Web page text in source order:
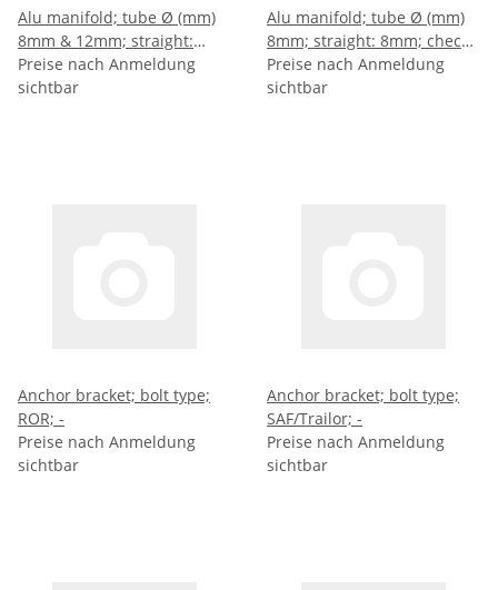
Alu manifold; tube Ø (mm)
8mm & 12mm; straight:
7mm & 1mm; check point:
no
Preise nach Anmeldung
sichtbar
Alu manifold; tube Ø (mm)
8mm; straight: 8mm; check
point: no
Preise nach Anmeldung
sichtbar
Anchor bracket; bolt type;
ROR; -
Preise nach Anmeldung
sichtbar
Anchor bracket; bolt type;
SAF/Trailor; -
Preise nach Anmeldung
sichtbar